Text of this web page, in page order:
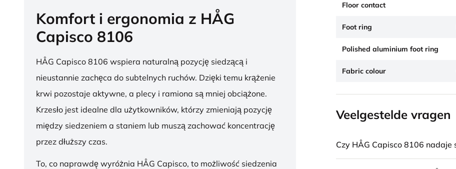
Komfort i ergonomia z HÅG
Capisco 8106
HÅG Capisco 8106 wspiera naturalną pozycję siedzącą i
nieustannie zachęca do subtelnych ruchów. Dzięki temu krążenie
krwi pozostaje aktywne, a plecy i ramiona są mniej obciążone.
Krzesło jest idealne dla użytkowników, którzy zmieniają pozycję
między siedzeniem a staniem lub muszą zachować koncentrację
przez dłuższy czas.
To, co naprawdę wyróżnia HÅG Capisco, to możliwość siedzenia
Floor contact
Foot ring
Polished aluminium foot ring
Fabric colour
Veelgestelde vragen
Czy HÅG Capisco 8106